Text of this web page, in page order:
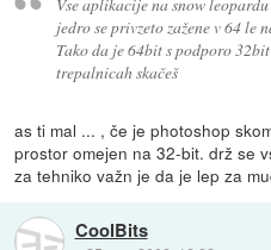
jedro se privzeto zažene v 64 le
Tako da je 64bit s podporo
trepalnicah skačeš
as ti mal ... , če je photoshop
prostor omejen na 32-bit. drž se
za tehniko važn je da je lep za
CoolBits